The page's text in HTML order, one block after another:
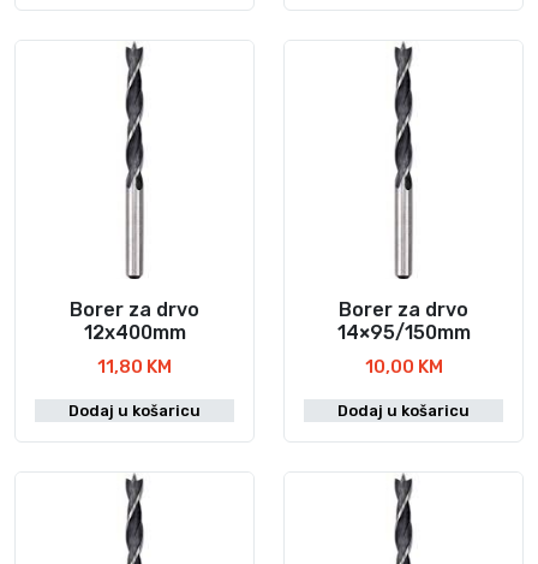
Borer za drvo
12x400mm
11,80 KM
Dodaj u košaricu
Borer za drvo
14×95/150mm
10,00 KM
Dodaj u košaricu